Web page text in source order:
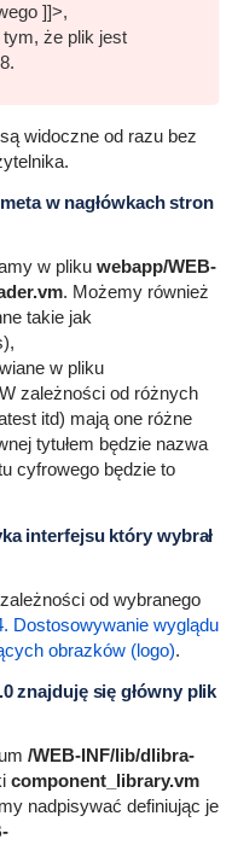
]]>,
że plik jest
widoczne od razu bez
w nagłówkach stron
w pliku webapp/WEB-
. Możemy również
takie jak
w pliku
zależności od różnych
itd) mają one różne
tytułem będzie nazwa
cyfrowego będzie to
interfejsu który wybrał
od wybranego
Dostosowywanie wyglądu
obrazków (logo).
znajduję się główny plik
/WEB-INF/lib/dlibra-
component_library.vm
nadpisywać definiując je